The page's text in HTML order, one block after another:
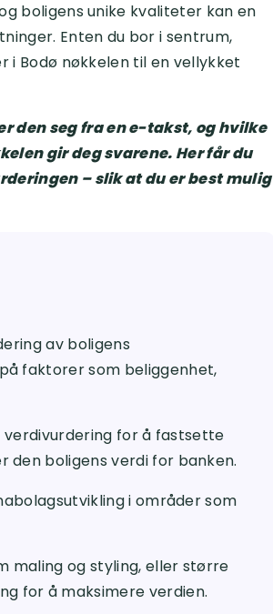
boligens unike kvaliteter kan en
Enten du bor i sentrum,
i Bodø nøkkelen til en vellykket
den seg fra en e-takst, og hvilke
gir deg svarene. Her får du
– slik at du er best mulig
av boligens
faktorer som beliggenhet,
verdivurdering for å fastsette
den boligens verdi for banken.
i områder som
maling og styling, eller større
for å maksimere verdien.